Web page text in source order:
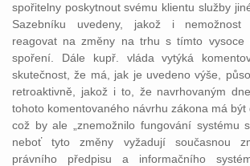
spořitelny poskytnout svému klientu služby
Sazebníku uvedeny, jakož i nemožnost
reagovat na změny na trhu s tímto vysoce
spoření. Dále kupř. vláda vytýká
skutečnost, že má, jak je uvedeno výše,
retroaktivně, jakož i to, že navrhovaným
tohoto komentovaného návrhu zákona má být
což by ale „znemožnilo fungování systému
neboť tyto změny vyžadují současnou
právního předpisu a informačního